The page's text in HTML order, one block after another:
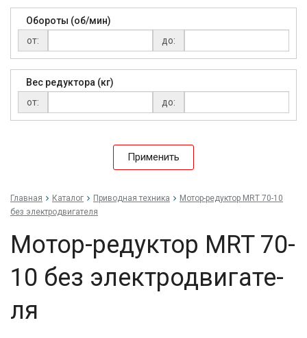
Обороты (об/мин)
от:
до:
Вес редуктора (кг)
от:
до:
Применить
Главная Каталог Приводная техника
Мо­тор-ре­дук­тор MRT 70-10
без элек­трод­ви­гате­ля
Мо­тор-ре­дук­тор MRT 70-
10 без элек­трод­ви­гате­
ля